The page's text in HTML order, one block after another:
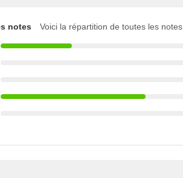
notes
Voici la répartition de toutes les notes